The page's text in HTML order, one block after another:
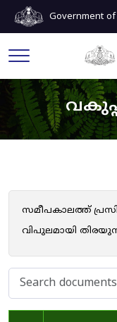
Government of
സമീപകാലത്ത്
വിപുലമായി